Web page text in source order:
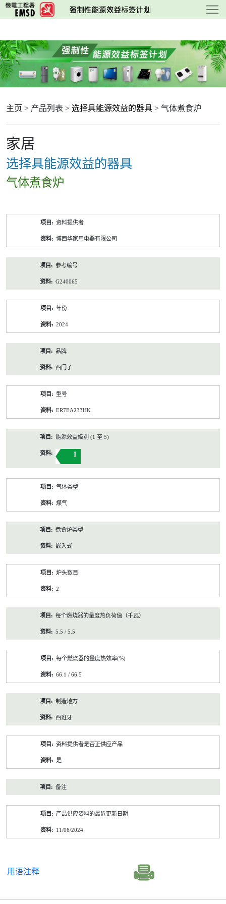
跳
至
要
内
容
主页 > 产品列表 > 选择具能源效益的器具 > 气体煮食炉
家居
选择具能源效益的器具
气体煮食炉
资料提供者
博西华家用电器有限公司
参考编号
G240065
年份
2024
品牌
西门子
型号
ER7EA233HK
能源效益級別 (1 至 5)
1
气体类型
煤气
煮食炉类型
嵌入式
炉头数目
2
每个燃烧器的量度热负荷值（千瓦）
5.5 / 5.5
每个燃烧器的量度热效率(%)
66.1 / 66.5
制造地方
西班牙
资料提供者是否正供应产品
是
备注
产品供应资料的最近更新日期
11/06/2024
用语注释